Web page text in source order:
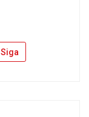
Siga